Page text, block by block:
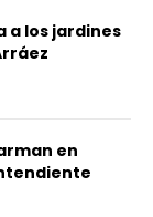
a los jardines
en